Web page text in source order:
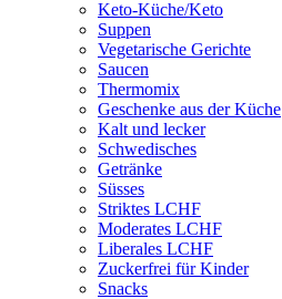
Keto-Küche/Keto
Suppen
Vegetarische Gerichte
Saucen
Thermomix
Geschenke aus der Küche
Kalt und lecker
Schwedisches
Getränke
Süsses
Striktes LCHF
Moderates LCHF
Liberales LCHF
Zuckerfrei für Kinder
Snacks